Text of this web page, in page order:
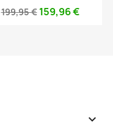
199,95 € 159,96 €
